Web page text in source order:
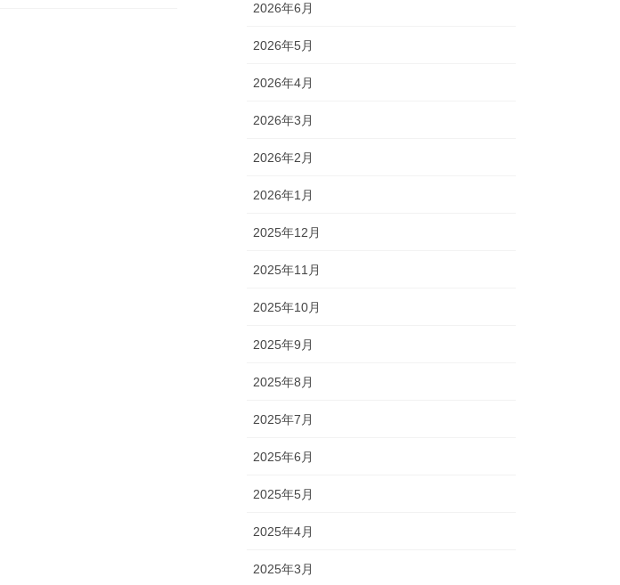
2026年6月
2026年5月
2026年4月
2026年3月
2026年2月
2026年1月
2025年12月
2025年11月
2025年10月
2025年9月
2025年8月
2025年7月
2025年6月
2025年5月
2025年4月
2025年3月